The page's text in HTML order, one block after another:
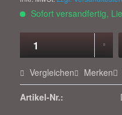
Sofort versandfertig,
Vergleichen Merken
Artikel-Nr.: